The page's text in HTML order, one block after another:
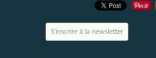
S'inscrire à la newsletter